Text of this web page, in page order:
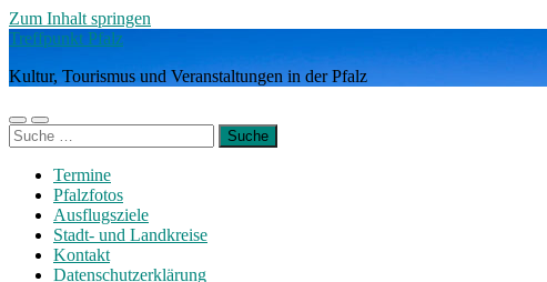
Zum Inhalt springen
Treffpunkt Pfalz
Kultur, Tourismus und Veranstaltungen in der Pfalz
Mobile-
Menü
Suchfeld
ein-/ausblenden
Suche
nach:
Termine
Pfalzfotos
Ausflugsziele
Stadt- und Landkreise
Kontakt
Datenschutzerklärung